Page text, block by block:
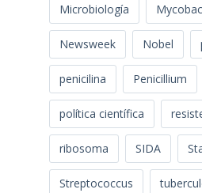
Microbiología
Newsweek Nobel
penicilina Penicillium
política científica
ribosoma SIDA
Streptococcus